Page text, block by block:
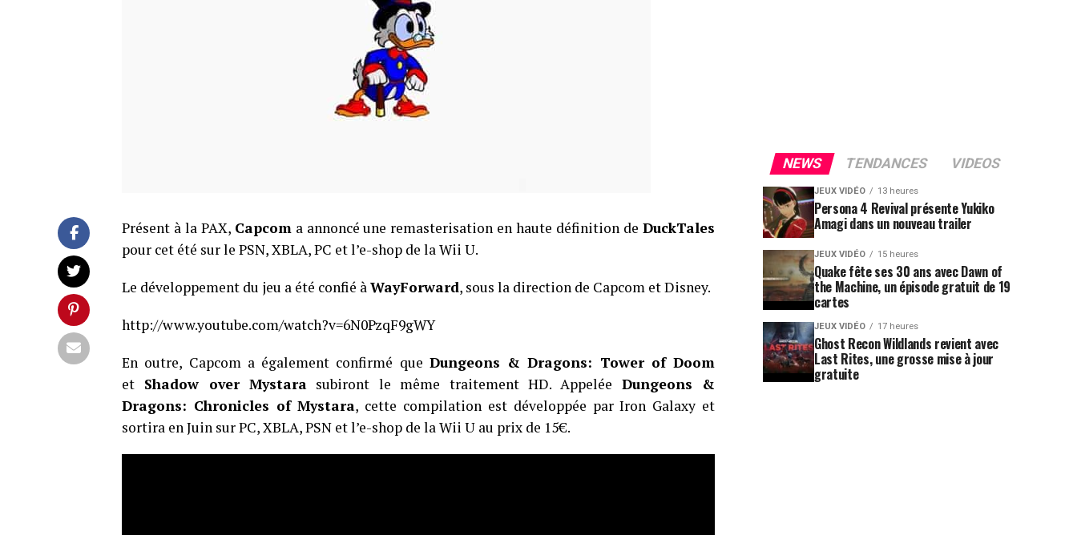
Présent à la PAX, Capcoma annoncé une remasterisation en haute définition deDuckTales
pour cet été sur le PSN, XBLA, PC et l’e-shop de la Wii U.
Le développement du jeu a été confié àWayForward, sous la direction de Capcom et Disney.
http://www.youtube.com/watch?v=6N0PzqF9gWY
En outre, Capcom a également confirmé que Dungeons & Dragons: Tower of Doom
et Shadow over Mystara subiront le même traitement HD. Appelée Dungeons &
Dragons: Chronicles of Mystara, cette compilation est développée par Iron Galaxy et
sortira en Juin sur PC, XBLA, PSN et l’e-shop de la Wii U au prix de 15€.
NEWS TENDANCES VIDEOS
JEUX VIDÉO 13 heures
Persona 4 Revival présente Yukiko
Amagi dans un nouveau trailer
JEUX VIDÉO 15 heures
Quake fête ses 30 ans avec Dawn of
the Machine, un épisode gratuit de 19
cartes
JEUX VIDÉO 17 heures
Ghost Recon Wildlands revient avec
Last Rites, une grosse mise à jour
gratuite